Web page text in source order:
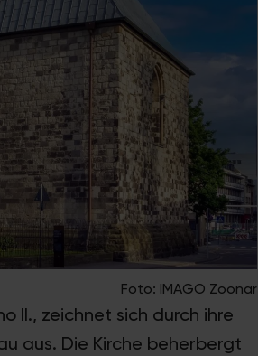
Foto: IMAGO Zoonar
II., zeichnet sich durch ihre
aus. Die Kirche beherbergt